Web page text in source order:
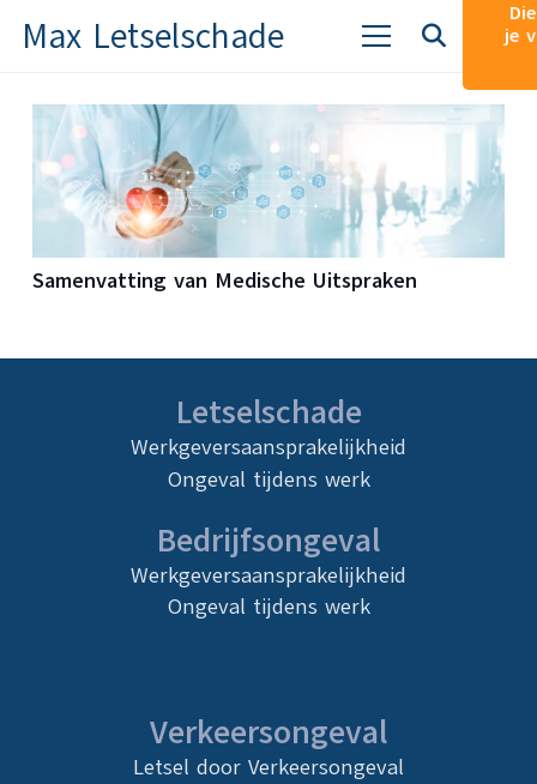
Max Letselschade
je
Samenvatting van Medische Uitspraken
Letselschade
Werkgeversaansprakelijkheid
Ongeval tijdens werk
Bedrijfsongeval
Werkgeversaansprakelijkheid
Ongeval tijdens werk
Verkeersongeval
Letsel door Verkeersongeval